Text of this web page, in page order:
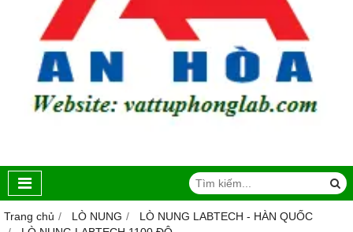
Trang chủ LÒ NUNG
LÒ NUNG LABTECH - HÀN QUỐC